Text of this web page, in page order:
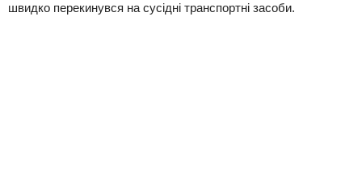
швидко перекинувся на сусідні транспортні засоби.